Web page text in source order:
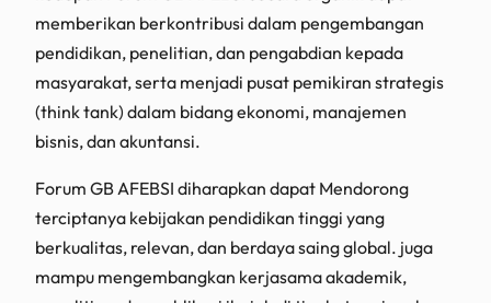
memberikan berkontribusi dalam pengembangan
pendidikan, penelitian, dan pengabdian kepada
masyarakat, serta menjadi pusat pemikiran strategis
(think tank) dalam bidang ekonomi, manajemen
bisnis, dan akuntansi.
Forum GB AFEBSI diharapkan dapat Mendorong
terciptanya kebijakan pendidikan tinggi yang
berkualitas, relevan, dan berdaya saing global. juga
mampu mengembangkan kerjasama akademik,